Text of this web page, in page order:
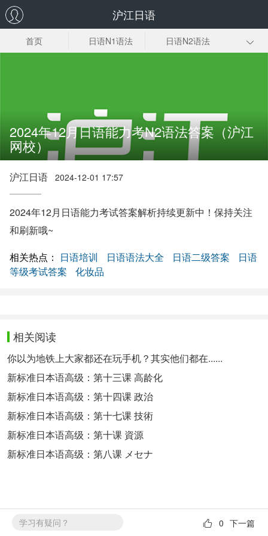
沪江日语
首页 日语N1语法 日语N2语法
日语语法入门
2024年12月日语能力考N2语法答案（沪江
网校）
沪江日语 2024-12-01 17:57
2024年12月日语能力考试答案解析持续更新中！保持关注
和刷新哦~
相关热点： 日语培训 日语语法大全 日语二级答案
日语
等级考试答案
化妆品
相关阅读
你以为地铁上大家都还在玩手机？其实他们都在......
新标准日本语高级：第十三课 高龄化
新标准日本语高级：第十四课 政治
新标准日本语高级：第十七课 技術
新标准日本语高级：第十课 資源
新标准日本语高级：第八课 メセナ
学习有疑问？ 下一篇
0